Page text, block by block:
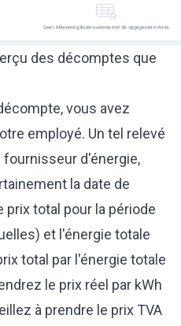
des décomptes que
vous avez
employé. Un tel relevé
d'énergie,
la date de
prix total pour la période
et l'énergie totale
total par l'énergie totale
le prix réel par kWh
à prendre le prix TVA